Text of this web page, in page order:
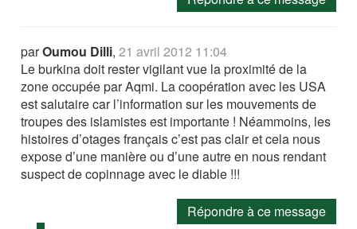
parOumou Dilli,21 avril 2012 11:04
Le burkina doit rester vigilant vue la proximité de la
zone occupée par Aqmi. La coopération avec les USA
est salutaire car l’information sur les mouvements de
troupes des islamistes est importante ! Néammoins, les
histoires d’otages français c’est pas clair et cela nous
expose d’une manière ou d’une autre en nous rendant
suspect de copinnage avec le diable !!!
Répondre à ce message